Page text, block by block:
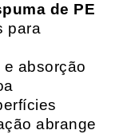
de PE
para
absorção
abrange